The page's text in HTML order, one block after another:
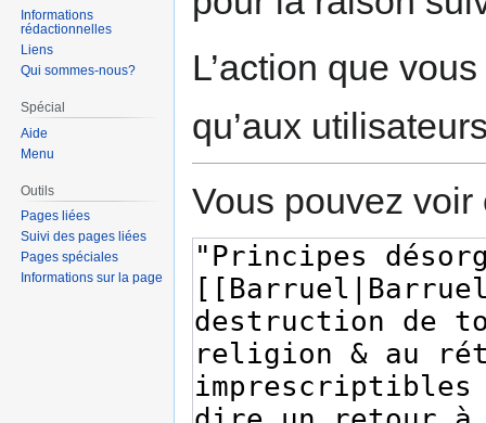
L’action que
qu’aux
Vous pouvez
Informations
rédactionnelles
Liens
Qui sommes-nous?
Spécial
Aide
Menu
Outils
Pages liées
Suivi des pages liées
Pages spéciales
Informations sur la page